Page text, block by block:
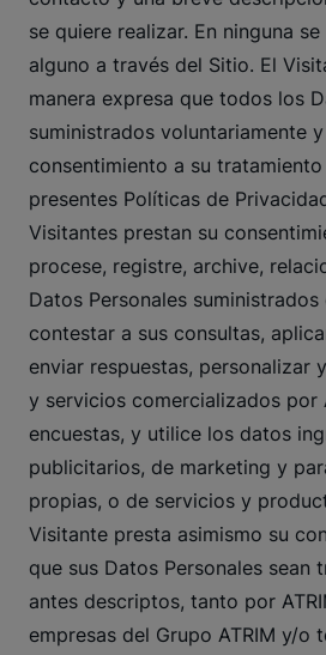
se quiere realizar. En ninguna
alguno a través del Sitio. El
manera expresa que todos los
suministrados voluntariamente
consentimiento a su
presentes Políticas de
Visitantes prestan su
procese, registre, archive,
Datos Personales
contestar a sus consultas,
enviar respuestas, personalizar
y servicios comercializados por
encuestas, y utilice los datos
publicitarios, de marketing y
propias, o de servicios y
Visitante presta asimismo su
que sus Datos Personales sean
antes descriptos, tanto por
empresas del Grupo ATRIM y/o